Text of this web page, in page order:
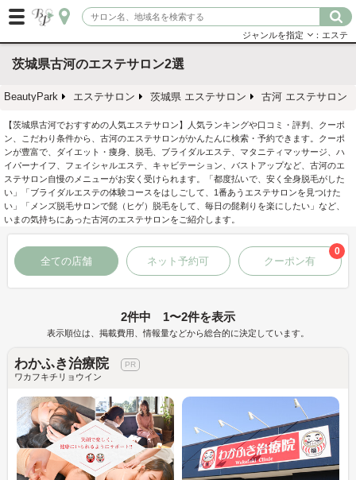
ジャンルを指定 ：エステ
茨城県古河のエステサロン2選
BeautyPark エステサロン 茨城県 エステサロン 古河 エステサロン
【茨城県古河でおすすめの人気エステサロン】人気ランキングや口コミ・評判、クーポ
ン、こだわり条件から、古河のエステサロンがかんたんに検索・予約できます。クーポ
ンが豊富で、ダイエット・痩身、脱毛、ブライダルエステ、マタニティマッサージ、ハ
イパーナイフ、フェイシャルエステ、キャビテーション、バストアップなど、古河のエ
ステサロン自慢のメニューがお安く受けられます。「都度払いで、安く全身脱毛がした
い」「ブライダルエステの体験コースをはしごして、1番あうエステサロンを見つけた
い」「メンズ脱毛サロンで髭（ヒゲ）脱毛をして、毎日の髭剃りを楽にしたい」など、
いまの気持ちにあった古河のエステサロンをご紹介します。
全ての店舗 ネット予約可 クーポン有
0
2件中 1〜2件を表示
表示順位は、掲載費用、情報量などから総合的に決定しています。
わかふき治療院
ワカフキチリョウイン